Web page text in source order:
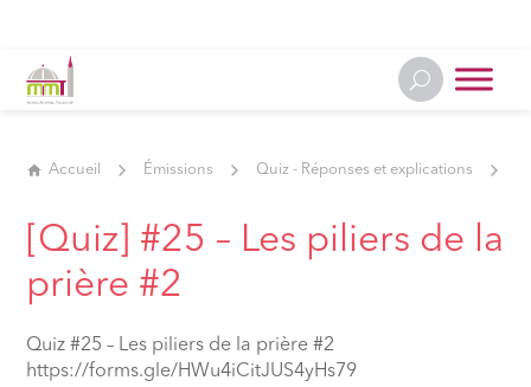
Accueil Émissions Quiz - Réponses et explications
[Quiz] #25 – Les piliers de la
prière #2
Quiz #25 – Les piliers de la prière #2
https://forms.gle/HWu4iCitJUS4yHs79